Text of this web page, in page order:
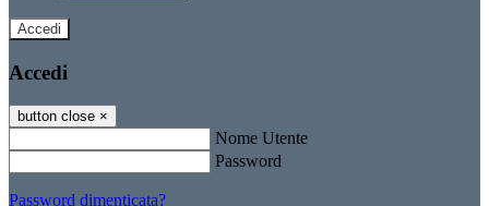
Accedi
Accedi
button close ×
Nome Utente
Password
Password dimenticata?